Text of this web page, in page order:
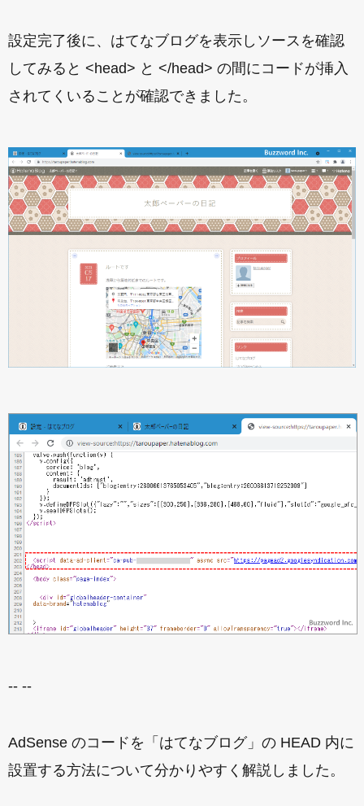
設定完了後に、はてなブログを表示しソースを確認
してみると <head> と </head> の間にコードが挿入
されてくいることが確認できました。
-- --
AdSense のコードを「はてなブログ」の HEAD 内に
設置する方法について分かりやすく解説しました。